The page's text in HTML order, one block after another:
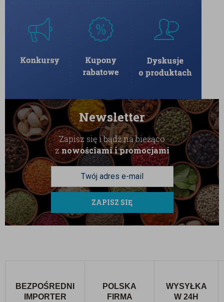
Newsletter
Zapisz się i bądź na bieżąco
znowościami i promocjami
ZAPISZ SIĘ
BEZPOŚREDNI
IMPORTER
POLSKA
FIRMA
WYSYŁKA
W 24H